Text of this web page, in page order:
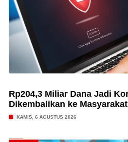
Rp204,3 Miliar Dana Jadi
Dikembalikan ke Masyarakat
KAMIS, 6 AGUSTUS 2026